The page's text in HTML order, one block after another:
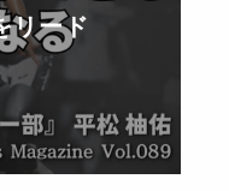
リード